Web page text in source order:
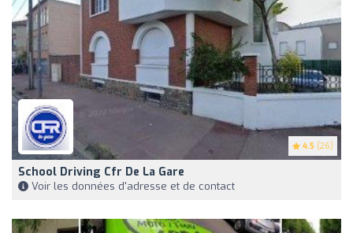
4.5 (26)
School Driving Cfr De La Gare
Voir les données d'adresse et de contact